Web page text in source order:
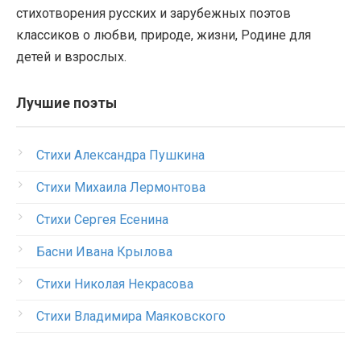
стихотворения русских и зарубежных поэтов
классиков о любви, природе, жизни, Родине для
детей и взрослых.
Лучшие поэты
Стихи Александра Пушкина
Стихи Михаила Лермонтова
Стихи Сергея Есенина
Басни Ивана Крылова
Стихи Николая Некрасова
Стихи Владимира Маяковского